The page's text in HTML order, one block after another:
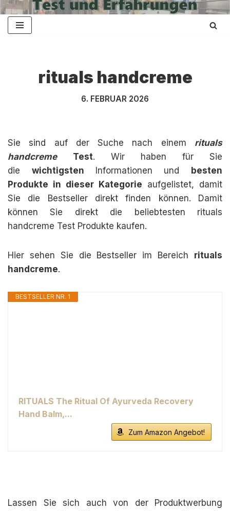
Zum
rituals handcreme
6. FEBRUAR 2026
Sie sind auf der Suche nach einem rituals
handcreme
Test. Wir haben für Sie
die wichtigsten Informationen und
besten
Produkte in dieser Kategorie aufgelistet, damit
Sie die Bestseller direkt finden können. Damit
können Sie direkt die beliebtesten rituals
handcreme Test Produkte kaufen.
Hier sehen Sie die Bestseller im Bereich rituals
handcreme.
BESTSELLER NR. 1
RITUALS The Ritual Of Ayurveda Recovery
Hand Balm,...
Zum Amazon Angebot!
Lassen Sie sich auch von der Produktwerbung